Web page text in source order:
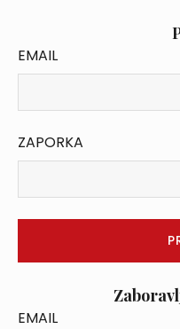
EMAIL
ZAPORKA
EMAIL